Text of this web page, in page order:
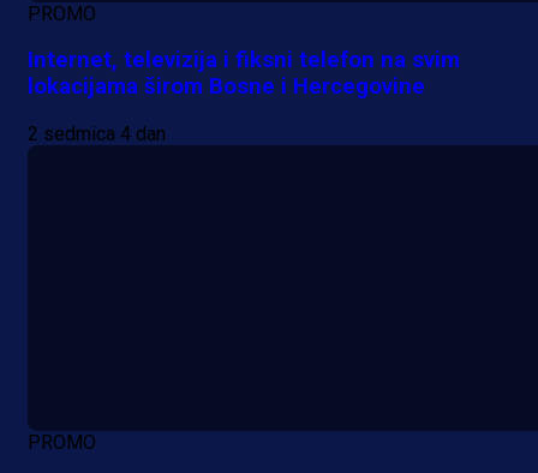
PROMO
Internet, televizija i fiksni telefon na svim
lokacijama širom Bosne i Hercegovine
2 sedmica 4 dan
PROMO